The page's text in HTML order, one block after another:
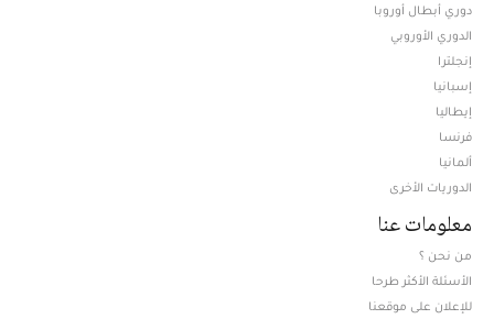
دوري أبطال أوروبا
الدوري الأوروبي
إنجلترا
إسبانيا
إيطاليا
فرنسا
ألمانيا
الدوريات الأخرى
معلومات عنا
من نحن ؟
الأسئلة الأكثر طرحا
للإعلان على موقعنا